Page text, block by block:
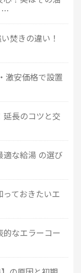
…
焚きの違い！
激安価格で設置
延長のコツと交
な給湯 の選び
ておきたいエ
なエラーコー